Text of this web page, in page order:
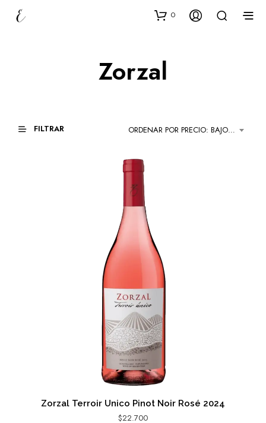
0
Zorzal
FILTRAR ORDENAR POR PRECIO: BAJO A ALTO
Zorzal Terroir Unico Pinot Noir Rosé 2024
$22.700